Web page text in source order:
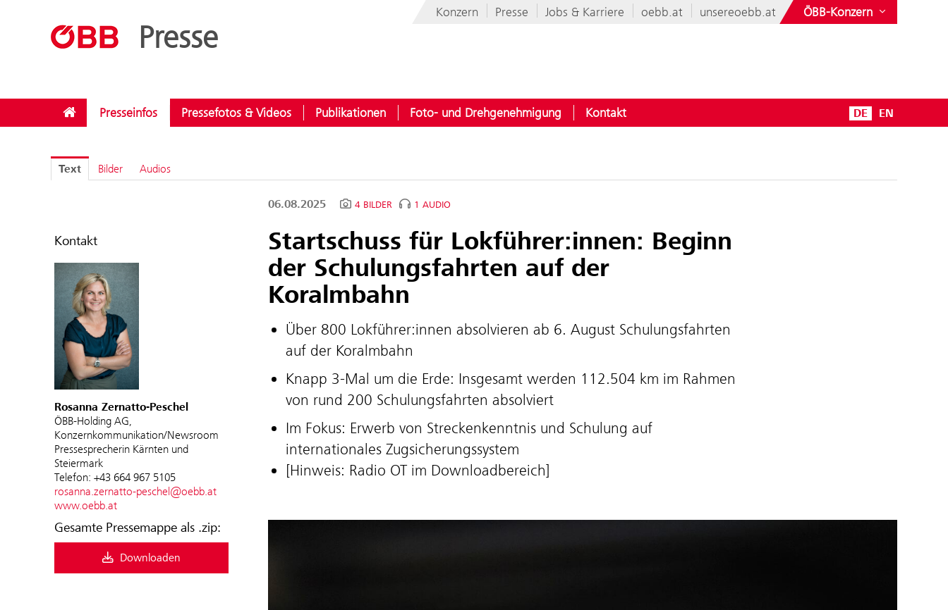
Presse
Konzern Presse Jobs & Karriere oebb.at unsereoebb.at ÖBB-Konzern
Presseinfos Pressefotos & Videos Publikationen Foto- und Drehgenehmigung Kontakt DE EN
Text Bilder Audios
Kontakt
Rosanna Zernatto-Peschel
ÖBB-Holding AG,
Konzernkommunikation/Newsroom
Pressesprecherin Kärnten und
Steiermark
Telefon: +43 664 967 5105
rosanna.zernatto-peschel@oebb.at
www.oebb.at
Gesamte Pressemappe als .zip:
Downloaden
06.08.2025 4 BILDER 1 AUDIO
Startschuss für Lokführer:innen: Beginn
der Schulungsfahrten auf der
Koralmbahn
Über 800 Lokführer:innen absolvieren ab 6. August Schulungsfahrten
auf der Koralmbahn
Knapp 3-Mal um die Erde: Insgesamt werden 112.504 km im Rahmen
von rund 200 Schulungsfahrten absolviert
Im Fokus: Erwerb von Streckenkenntnis und Schulung auf
internationales Zugsicherungssystem
[Hinweis: Radio OT im Downloadbereich]